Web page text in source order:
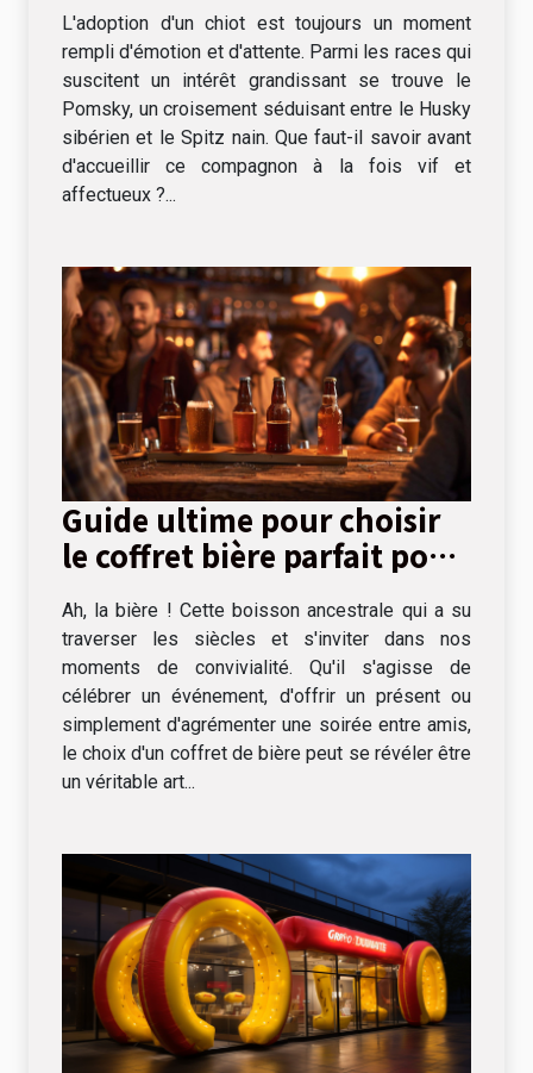
L'adoption d'un chiot est toujours un moment
rempli d'émotion et d'attente. Parmi les races qui
suscitent un intérêt grandissant se trouve le
Pomsky, un croisement séduisant entre le Husky
sibérien et le Spitz nain. Que faut-il savoir avant
d'accueillir ce compagnon à la fois vif et
affectueux ?...
Guide ultime pour choisir
le coffret bière parfait pour
Ah, la bière ! Cette boisson ancestrale qui a su
traverser les siècles et s'inviter dans nos
moments de convivialité. Qu'il s'agisse de
célébrer un événement, d'offrir un présent ou
simplement d'agrémenter une soirée entre amis,
le choix d'un coffret de bière peut se révéler être
un véritable art...